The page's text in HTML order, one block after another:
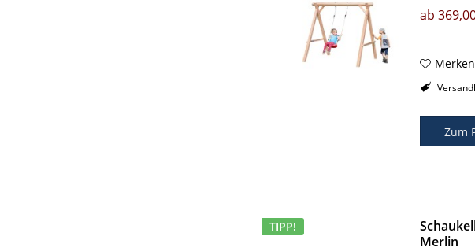
ab
Merken
Zum
TIPP!
Merlin